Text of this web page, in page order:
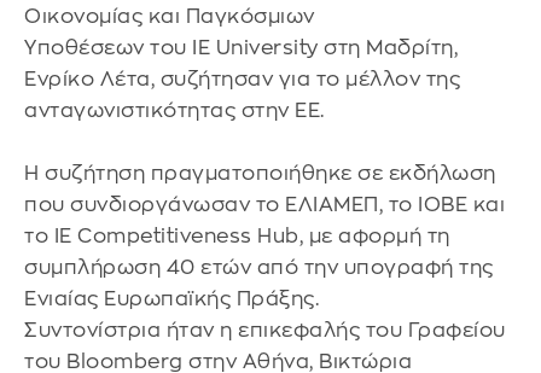
Οικονομίας και Παγκόσμιων
Υποθέσεων του IE University στη Μαδρίτη,
Ενρίκο Λέτα, συζήτησαν για το μέλλον της
ανταγωνιστικότητας στην ΕΕ.
Η συζήτηση πραγματοποιήθηκε σε εκδήλωση
που συνδιοργάνωσαν το ΕΛΙΑΜΕΠ, το ΙΟΒΕ και
το IE Competitiveness Hub, με αφορμή τη
συμπλήρωση 40 ετών από την υπογραφή της
Ενιαίας Ευρωπαϊκής Πράξης.
Συντονίστρια ήταν η επικεφαλής του Γραφείου
του Bloomberg στην Αθήνα, Βικτώρια